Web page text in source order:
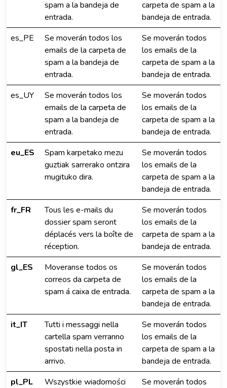
spam a la bandeja de
entrada.
carpeta de spam a la
bandeja de entrada.
es_PE
Se moverán todos los
emails de la carpeta de
spam a la bandeja de
entrada.
Se moverán todos
los emails de la
carpeta de spam a la
bandeja de entrada.
es_UY
Se moverán todos los
emails de la carpeta de
spam a la bandeja de
entrada.
Se moverán todos
los emails de la
carpeta de spam a la
bandeja de entrada.
eu_ES
Spam karpetako mezu
guztiak sarrerako ontzira
mugituko dira.
Se moverán todos
los emails de la
carpeta de spam a la
bandeja de entrada.
fr_FR
Tous les e-mails du
dossier spam seront
déplacés vers la boîte de
réception.
Se moverán todos
los emails de la
carpeta de spam a la
bandeja de entrada.
gl_ES
Moveranse todos os
correos da carpeta de
spam á caixa de entrada.
Se moverán todos
los emails de la
carpeta de spam a la
bandeja de entrada.
it_IT
Tutti i messaggi nella
cartella spam verranno
spostati nella posta in
arrivo.
Se moverán todos
los emails de la
carpeta de spam a la
bandeja de entrada.
pl_PL
Wszystkie wiadomości
Se moverán todos